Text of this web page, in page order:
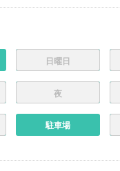
日曜日
夜
駐車場